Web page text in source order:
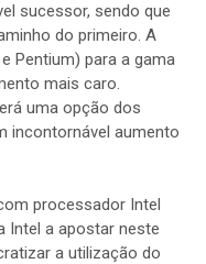
sucessor, sendo que
do primeiro. A
Pentium) para a gama
mais caro.
uma opção dos
incontornável aumento
processador Intel
Intel a apostar neste
a utilização do